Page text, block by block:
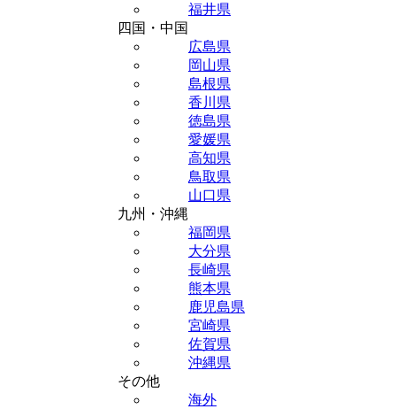
福井県
四国・中国
広島県
岡山県
島根県
香川県
徳島県
愛媛県
高知県
鳥取県
山口県
九州・沖縄
福岡県
大分県
長崎県
熊本県
鹿児島県
宮崎県
佐賀県
沖縄県
その他
海外